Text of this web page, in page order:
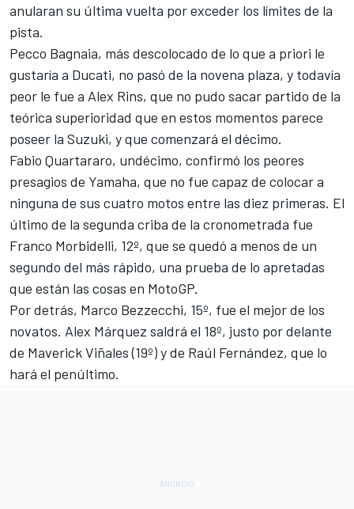
anularan su última vuelta por exceder los límites de la
pista.
Pecco Bagnaia, más descolocado de lo que a priori le
gustaría a Ducati, no pasó de la novena plaza, y todavía
peor le fue a Alex Rins, que no pudo sacar partido de la
teórica superioridad que en estos momentos parece
poseer la Suzuki, y que comenzará el décimo.
Fabio Quartararo, undécimo, confirmó los peores
presagios de Yamaha, que no fue capaz de colocar a
ninguna de sus cuatro motos entre las diez primeras. El
último de la segunda criba de la cronometrada fue
Franco Morbidelli, 12º, que se quedó a menos de un
segundo del más rápido, una prueba de lo apretadas
que están las cosas en MotoGP.
Por detrás, Marco Bezzecchi, 15º, fue el mejor de los
novatos. Alex Márquez saldrá el 18º, justo por delante
de Maverick Viñales(19º) y de Raúl Fernández, que lo
hará el penúltimo.